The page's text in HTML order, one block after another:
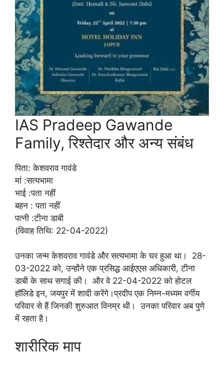
IAS Pradeep Gawande
Family, रिश्तेदार और अन्य संबंध
पिता: केशवराव गावंडे
मां :सत्यभामा
भाई :पता नहीं
बहन : पता नहीं
पत्नी :टीना डाबी
(विवाह तिथि: 22-04-2022)
उनका जन्म केशवराव गावंडे और सत्यभामा के घर हुआ था। 28-
03-2022 को, उन्होंने एक प्रसिद्ध आईएएस अधिकारी, टीना
डाबी के साथ सगाई की। और वे 22-04-2022 को होटल
हॉलिडे इन, जयपुर में शादी करेंगे।प्रदीप एक निम्न-मध्यम वर्गीय
परिवार से हैं जिनकी शुरुआत विनम्र थी। उनका परिवार अब पुणे
में रहता है।
शारीरिक माप